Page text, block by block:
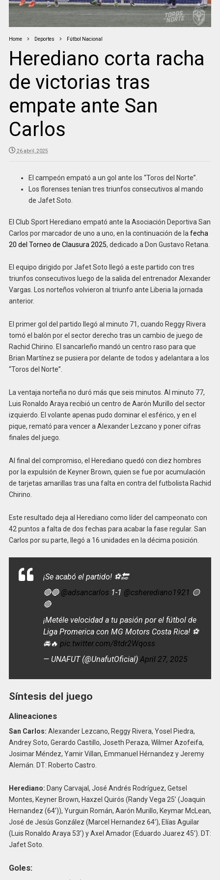
Home Deportes Fútbol Nacional
Herediano corta racha
de victorias tras
empate ante San
Carlos
26 abril, 2025
El campeón empató a un gol ante los “Toros del Norte”.
Los florenses tenían tres triunfos consecutivos al mando
de Jafet Soto.
El Club Sport Herediano empató ante la Asociación Deportiva San
Carlos por marcador de uno a uno, en la continuación de la fecha
20 del Torneo de Clausura 2025, dedicado a Don Gustavo Retana.
El equipo dirigido por Jafet Soto llegó a este partido con tres
triunfos consecutivos luego de la salida del entrenador Alexander
Vargas. Los norteños volvieron al triunfo ante Liberia la jornada
anterior.
El primer gol del partido llegó al minuto 71, cuando Reggy Rivera
tomó el balón por el sector derecho tras un cambio de juego de
Rachid Chirino. El sancarleño mandó un centro raso para que
Brian Martínez se pusiera por delante de todos y adelantara a los
“Toros del Norte”.
La ventaja norteña no duró más que seis minutos. Al minuto 77,
Luis Ronaldo Araya recibió un centro de Aarón Murillo del sector
izquierdo. El volante apenas pudo dominar el esférico, y en el
pique, remató para vencer a Alexander Lezcano y poner cifras
finales del juego.
Al final del compromiso, el Herediano quedó con diez hombres
por la expulsión de Keyner Brown, quien se fue por acumulación
de tarjetas amarillas tras una falta en contra del futbolista Rachid
Chirino.
Este resultado deja al Herediano como líder del campeonato con
42 puntos a falta de dos fechas para acabar la fase regular. San
Carlos por su parte, llegó a 16 unidades en la décima posición.
¡Se acabó el partido! ⚽️🔚
🔴🔵 @adsancarlos 1-1 @csherediano1921 🟡
🔴
¡Metéle velocidad a tu pasión por el fútbol de
Liga Promerica con MG Motors Costa Rica! ⚽
🚘🔥 pic.twitter.com/8tdr2Wqoss
— UNAFUT (@UnafutOficial) April 27, 2025
Síntesis del juego
Alineaciones
San Carlos: Alexander Lezcano, Reggy Rivera, Yosel Piedra,
Andrey Soto, Gerardo Castillo, Joseth Peraza, Wilmer Azofeifa,
Josimar Méndez, Yamir Villan, Emmanuel Hérnandez y Jeremy
Alemán. DT: Roberto Castro.
Herediano: Dany Carvajal, José Andrés Rodríguez, Getsel
Montes, Keyner Brown, Haxzel Quirós (Randy Vega 25’ (Joaquin
Hernandez (64’)), Yurguin Román, Aarón Murillo, Keymar McLean,
José de Jesús González (Marcel Hernandez 64’), Elías Aguilar
(Luis Ronaldo Araya 53’) y Axel Amador (Eduardo Juarez 45’). DT:
Jafet Soto.
Goles: